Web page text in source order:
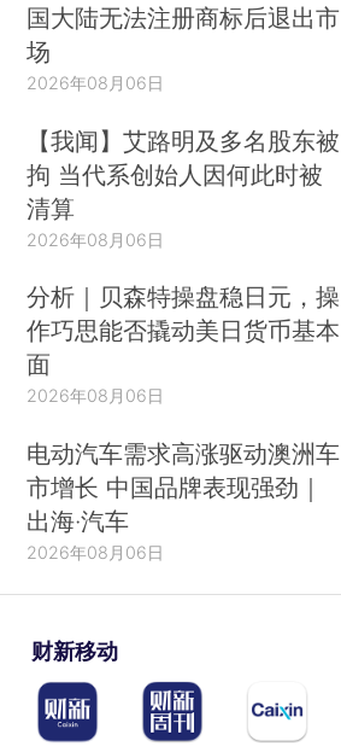
国大陆无法注册商标后退出市
场
2026年08月06日
【我闻】艾路明及多名股东被
拘 当代系创始人因何此时被
清算
2026年08月06日
分析｜贝森特操盘稳日元，操
作巧思能否撬动美日货币基本
面
2026年08月06日
电动汽车需求高涨驱动澳洲车
市增长 中国品牌表现强劲｜
出海·汽车
2026年08月06日
财新移动